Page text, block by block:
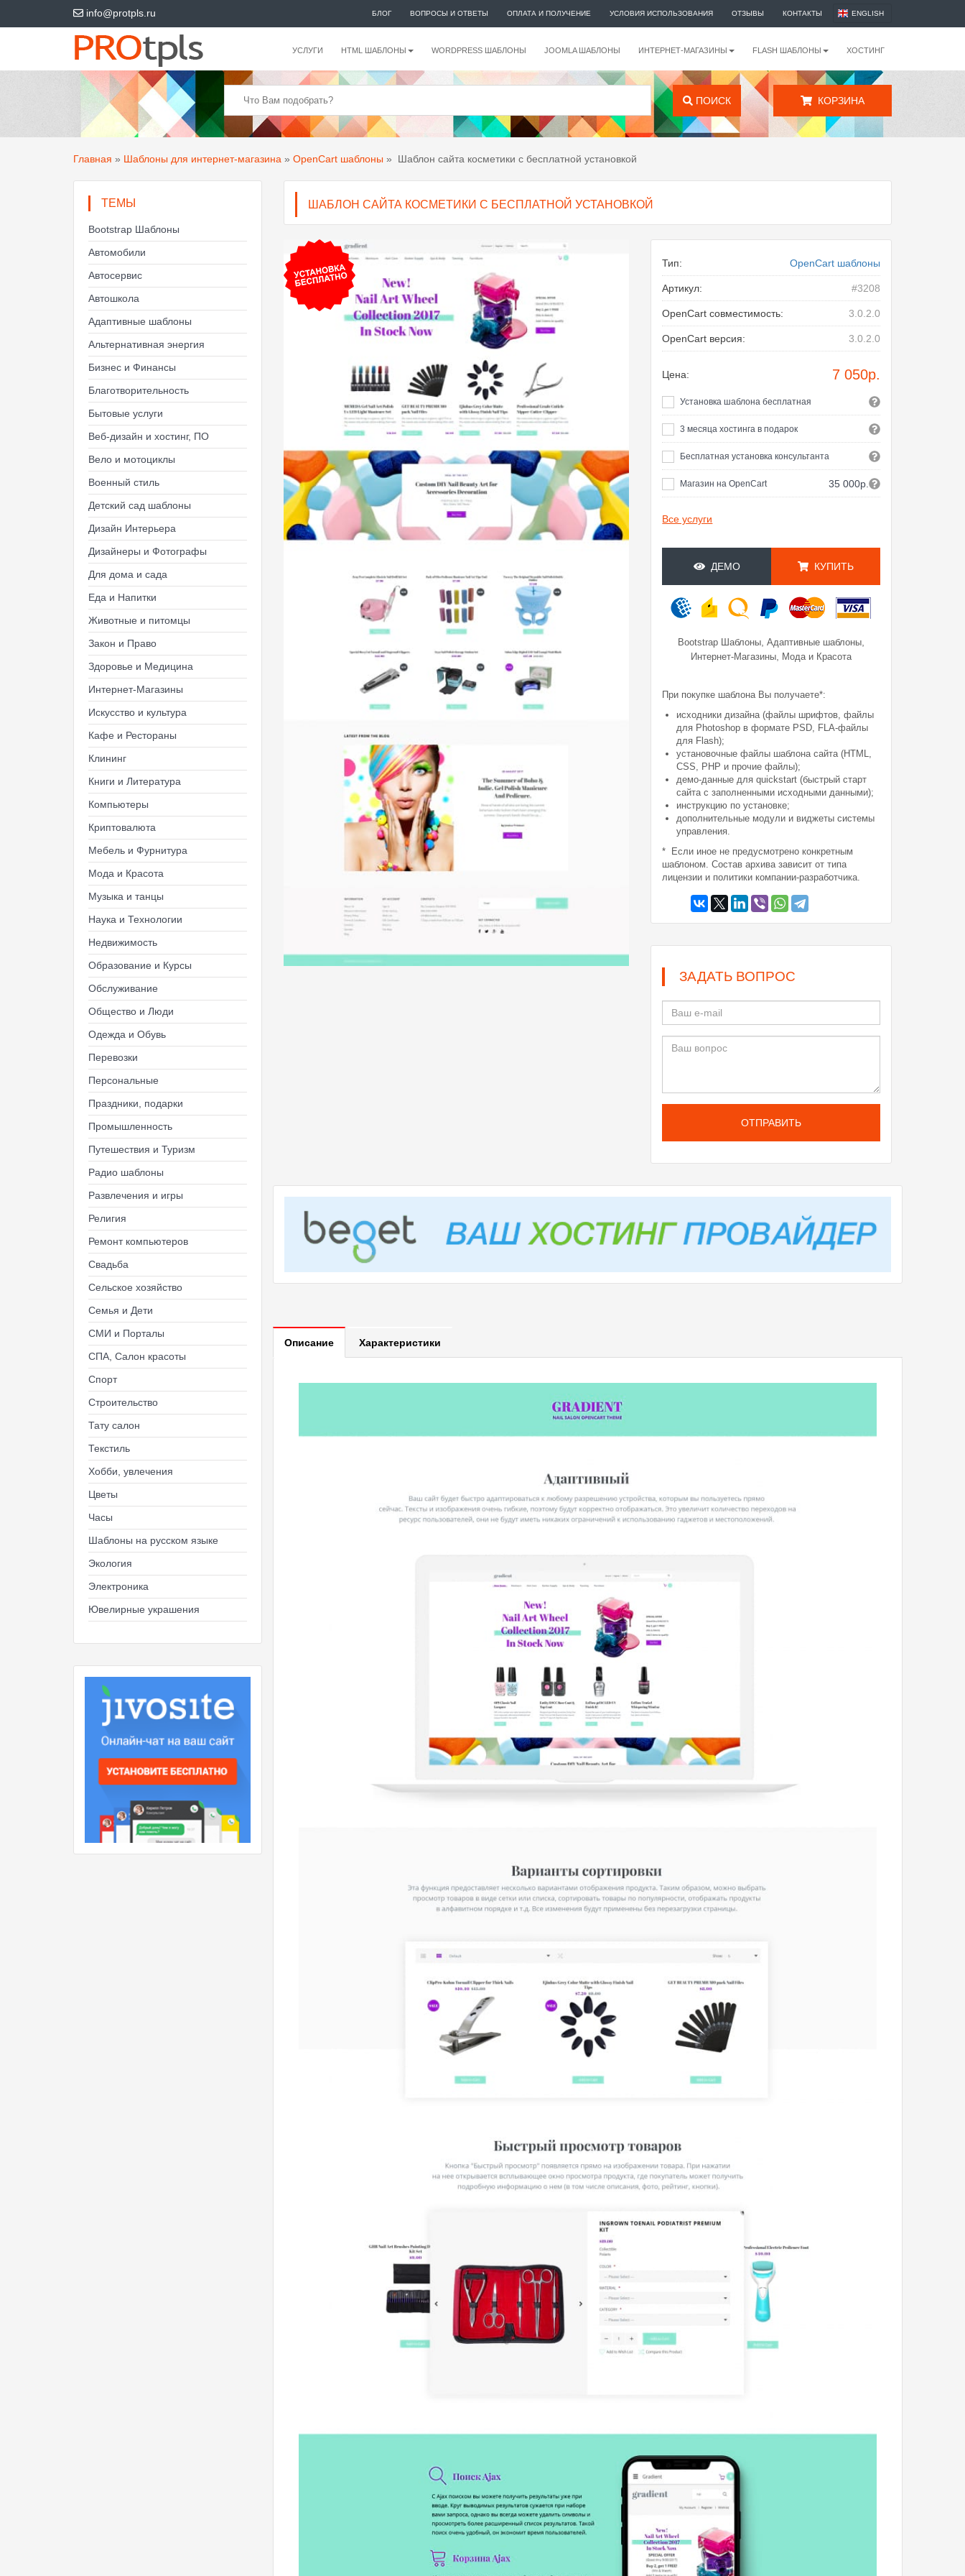
info@protpls.ru БЛОГ ВОПРОСЫ И ОТВЕТЫ ОПЛАТА И ПОЛУЧЕНИЕ УСЛОВИЯ ИСПОЛЬЗОВАНИЯ ОТЗЫВЫ КОНТАКТЫ ENGLISH
УСЛУГИ HTML ШАБЛОНЫ WORDPRESS ШАБЛОНЫ JOOMLA ШАБЛОНЫ ИНТЕРНЕТ-МАГАЗИНЫ FLASH ШАБЛОНЫ ХОСТИНГ
ПОИСК КОРЗИНА
Главная » Шаблоны для интернет-магазина » OpenCart шаблоны » Шаблон сайта косметики с бесплатной установкой
ТЕМЫ
Bootstrap Шаблоны
Автомобили
Автосервис
Автошкола
Адаптивные шаблоны
Альтернативная энергия
Бизнес и Финансы
Благотворительность
Бытовые услуги
Веб-дизайн и хостинг, ПО
Вело и мотоциклы
Военный стиль
Детский сад шаблоны
Дизайн Интерьера
Дизайнеры и Фотографы
Для дома и сада
Еда и Напитки
Животные и питомцы
Закон и Право
Здоровье и Медицина
Интернет-Магазины
Искусство и культура
Кафе и Рестораны
Клининг
Книги и Литература
Компьютеры
Криптовалюта
Мебель и Фурнитура
Мода и Красота
Музыка и танцы
Наука и Технологии
Недвижимость
Образование и Курсы
Обслуживание
Общество и Люди
Одежда и Обувь
Перевозки
Персональные
Праздники, подарки
Промышленность
Путешествия и Туризм
Радио шаблоны
Развлечения и игры
Религия
Ремонт компьютеров
Свадьба
Сельское хозяйство
Семья и Дети
СМИ и Порталы
СПА, Салон красоты
Спорт
Строительство
Тату салон
Текстиль
Хобби, увлечения
Цветы
Часы
Шаблоны на русском языке
Экология
Электроника
Ювелирные украшения
ШАБЛОН САЙТА КОСМЕТИКИ С БЕСПЛАТНОЙ УСТАНОВКОЙ
Тип: OpenCart шаблоны
Артикул: #3208
OpenCart совместимость: 3.0.2.0
OpenCart версия: 3.0.2.0
Цена: 7 050р.
Установка шаблона бесплатная
3 месяца хостинга в подарок
Бесплатная установка консультанта
Магазин на OpenCart 35 000р.
Все услуги
ДЕМО КУПИТЬ
Bootstrap Шаблоны ,Адаптивные шаблоны
Интернет-Магазины Мода и Красота
При покупке шаблона Вы получаете*:
исходники дизайна (файлы шрифтов, файлы
для Photoshop в формате PSD, FLA-файлы
для Flash);
установочные файлы шаблона сайта (HTML,
CSS, PHP и прочие файлы);
демо-данные для quickstart (быстрый старт
сайта с заполненными исходными данными);
инструкцию по установке;
дополнительные модули и виджеты системы
управления.
* Если иное не предусмотрено конкретным
шаблоном. Состав архива зависит от типа
лицензии и политики компании-разработчика.
ЗАДАТЬ ВОПРОС
ОТПРАВИТЬ
Описание Характеристики